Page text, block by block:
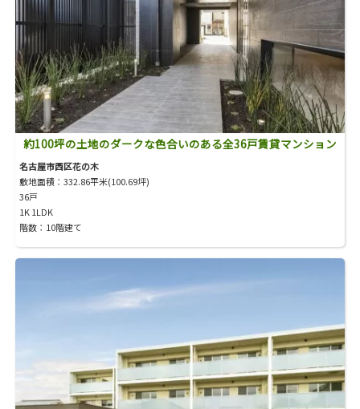
約100坪の土地のダークな色合いのある全36戸賃貸マンション
名古屋市西区花の木
敷地面積：332.86平米(100.69坪)
36戸
1K 1LDK
階数：10階建て